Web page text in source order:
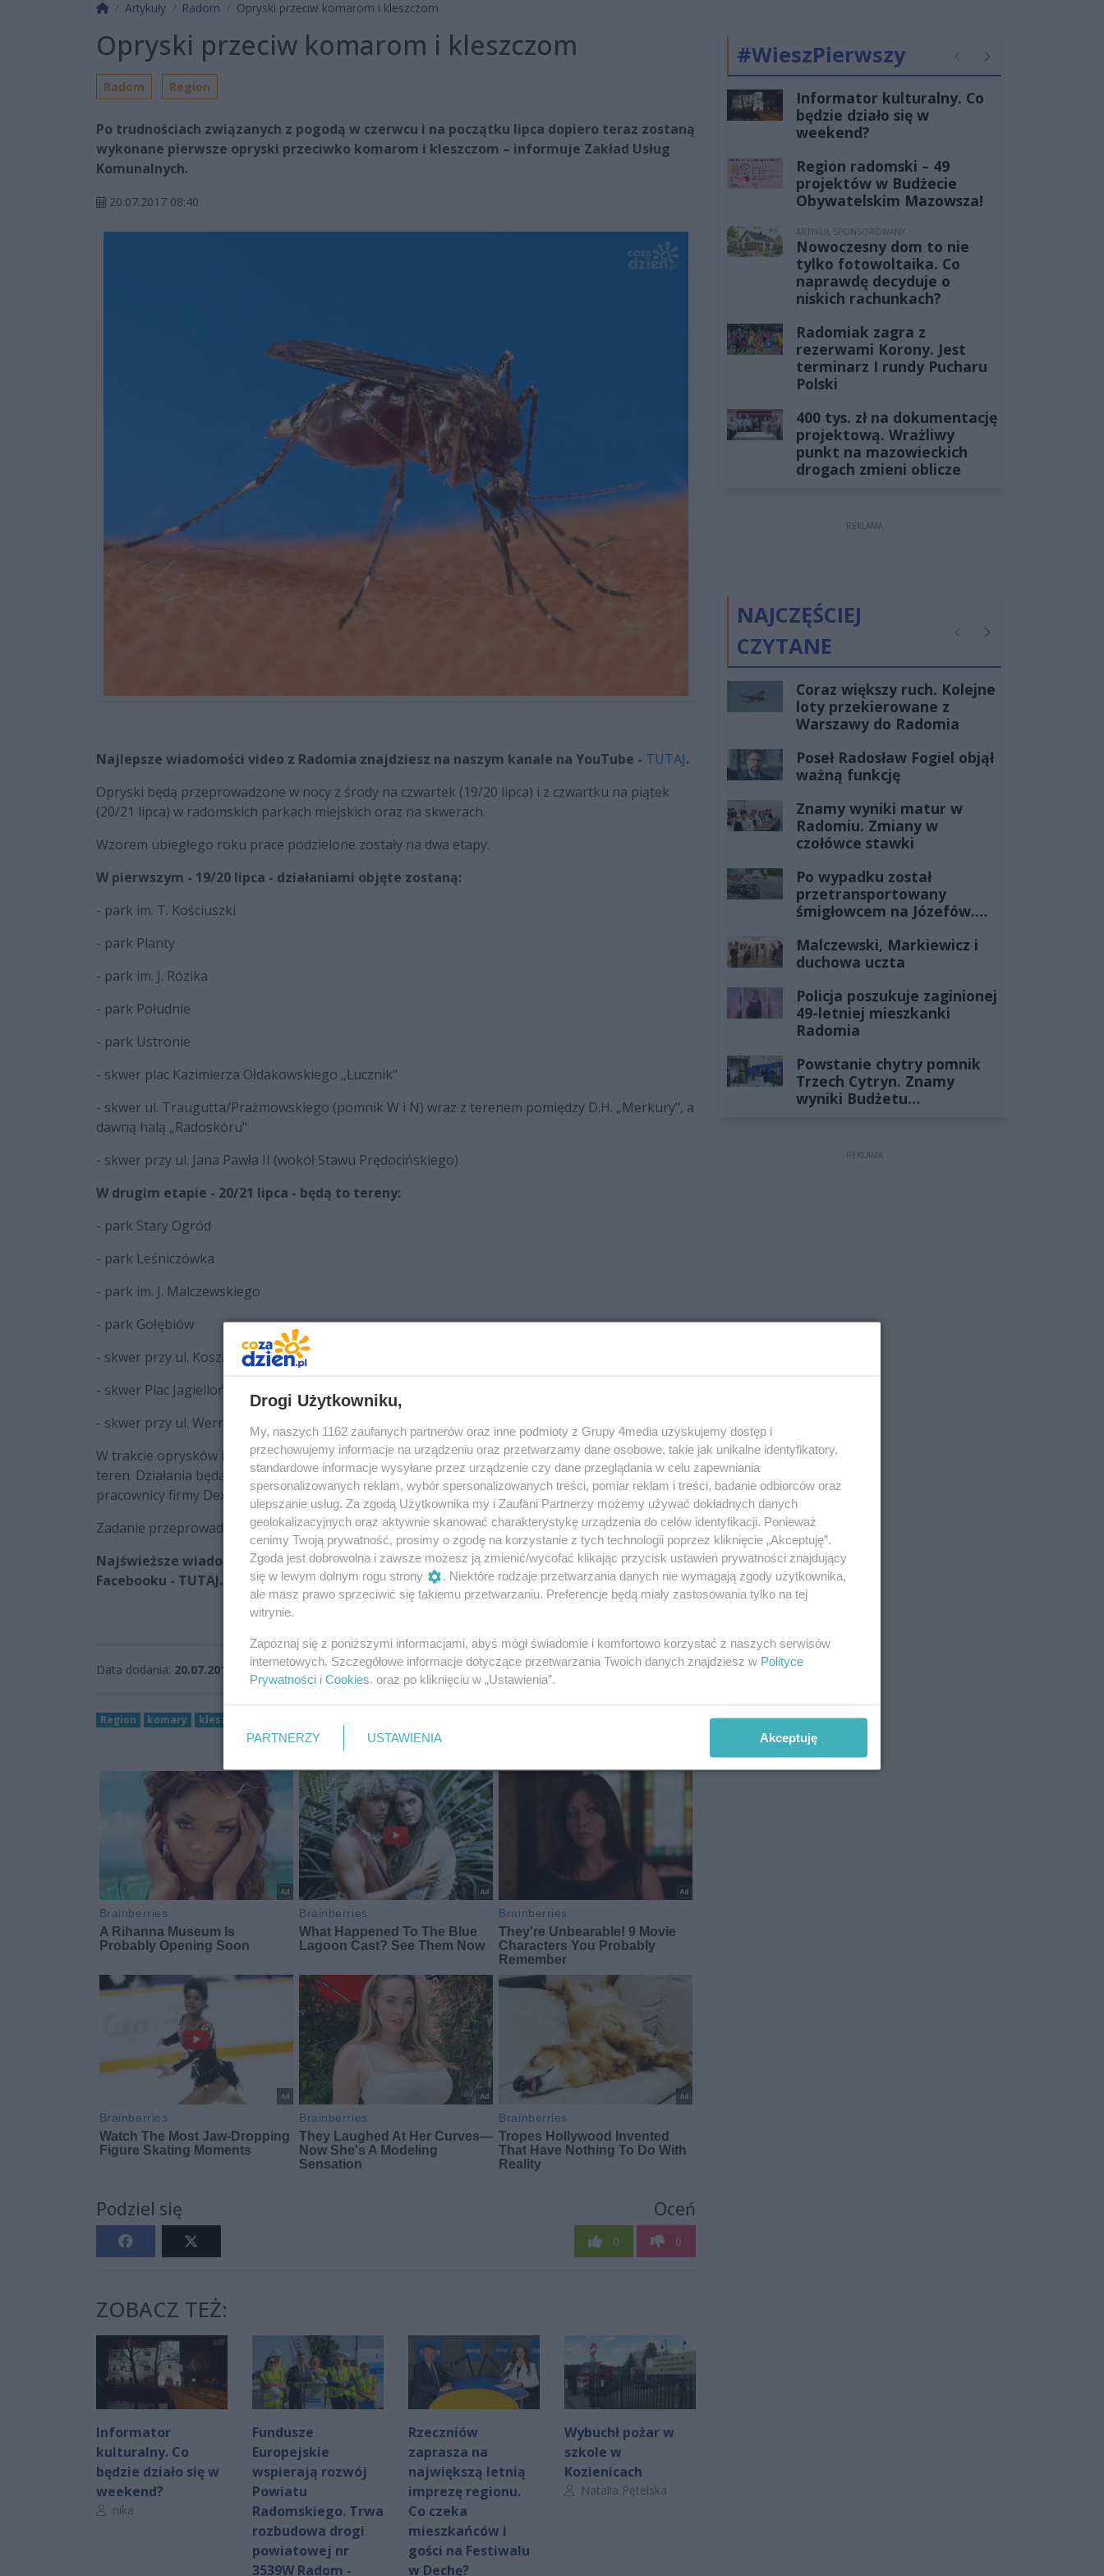
Strona główna
Artykuły Radom Opryski przeciw komarom i kleszczom
Opryski przeciw komarom i kleszczom
Radom Region
Po trudnościach związanych z pogodą w czerwcu i na początku lipca dopiero teraz zostaną
wykonane pierwsze opryski przeciwko komarom i kleszczom – informuje Zakład Usług
Komunalnych.
20.07.2017 08:40
Najlepsze wiadomości video z Radomia znajdziesz na naszym kanale na YouTube - TUTAJ.
Opryski będą przeprowadzone w nocy z środy na czwartek (19/20 lipca) i z czwartku na piątek
(20/21 lipca) w radomskich parkach miejskich oraz na skwerach.
Wzorem ubiegłego roku prace podzielone zostały na dwa etapy.
W pierwszym - 19/20 lipca - działaniami objęte zostaną:
- park im. T. Kościuszki
- park Planty
- park im. J. Rózika
- park Południe
- park Ustronie
- skwer plac Kazimierza Ołdakowskiego „Łucznik"
- skwer ul. Traugutta/Prażmowskiego (pomnik W i N) wraz z terenem pomiędzy D.H. „Merkury", a
dawną halą „Radoskóru"
- skwer przy ul. Jana Pawła II (wokół Stawu Prędocińskiego)
W drugim etapie - 20/21 lipca - będą to tereny:
- park Stary Ogród
- park Leśniczówka
- park im. J. Malczewskiego
- park Gołębiów
- skwer przy ul. Koszarowej/Wernera
- skwer Plac Jagielloński z terenem przy D.H. „Senior"
- skwer przy ul. Wernera i Kraszewskiego (przy „Zrembie”) .
W trakcie oprysków i godzinę po ich zakończeniu obowiązywać będzie zakaz wstępu na dany
teren. Działania będą prowadzone od godziny 20 do 7. Zabezpieczeniem miejsc zajmą się
pracownicy firmy Dexa - wykonawcy oprysku - wspomagani przez patrol Straży Miejskiej.
Zadanie przeprowadzone będzie w ramach inwestycji z budżetu obywatelskiego.
Najświeższe wiadomości z Radomia i regionu znajdziesz na profilu CoZaDzien.pl na
Facebooku - TUTAJ.
Data dodania: 20.07.2017 08:40
Region komary kleszcze
Podziel się Oceń
0 0
ZOBACZ TEŻ:
Informator
kulturalny. Co
będzie działo się w
weekend?
Autor artykułu:
nika
Fundusze
Europejskie
wspierają rozwój
Powiatu
Radomskiego. Trwa
rozbudowa drogi
powiatowej nr
3539W Radom -
Rzeczniów
zaprasza na
największą letnią
imprezę regionu.
Co czeka
mieszkańców i
gości na Festiwalu
w Dechę?
Wybuchł pożar w
szkole w
Kozienicach
Autor artykułu:
Natalia Pętelska
#WieszPierwszy PoprzednieNastępne
Informator kulturalny. Co
będzie działo się w
weekend?
Region radomski – 49
projektów w Budżecie
Obywatelskim Mazowsza!
ARTYKUŁ SPONSOROWANY
Nowoczesny dom to nie
tylko fotowoltaika. Co
naprawdę decyduje o
niskich rachunkach?
Radomiak zagra z
rezerwami Korony. Jest
terminarz I rundy Pucharu
Polski
400 tys. zł na dokumentację
projektową. Wrażliwy
punkt na mazowieckich
drogach zmieni oblicze
REKLAMA
NAJCZĘŚCIEJ
CZYTANE
PoprzednieNastępne
Coraz większy ruch. Kolejne
loty przekierowane z
Warszawy do Radomia
Poseł Radosław Fogiel objął
ważną funkcję
Znamy wyniki matur w
Radomiu. Zmiany w
czołówce stawki
Po wypadku został
przetransportowany
śmigłowcem na Józefów.
żyłach
Malczewski, Markiewicz i
duchowa uczta
Policja poszukuje zaginionej
49-letniej mieszkanki
Radomia
Powstanie chytry pomnik
Trzech Cytryn. Znamy
wyniki Budżetu
REKLAMA
Drogi Użytkowniku,
My, naszych 1162 zaufanych partnerów oraz inne podmioty z Grupy 4media uzyskujemy dostęp i
przechowujemy informacje na urządzeniu oraz przetwarzamy dane osobowe, takie jak unikalne identyfikatory,
standardowe informacje wysyłane przez urządzenie czy dane przeglądania w celu zapewniania
spersonalizowanych reklam, wybór spersonalizowanych treści, pomiar reklam i treści, badanie odbiorców oraz
ulepszanie usług. Za zgodą Użytkownika my i Zaufani Partnerzy możemy używać dokładnych danych
geolokalizacyjnych oraz aktywnie skanować charakterystykę urządzenia do celów identyfikacji. Ponieważ
cenimy Twoją prywatność, prosimy o zgodę na korzystanie z tych technologii poprzez kliknięcie „Akceptuję”.
Zgoda jest dobrowolna i zawsze możesz ją zmienić/wycofać klikając przycisk ustawień prywatności znajdujący
się w lewym dolnym rogu strony
. Niektóre rodzaje przetwarzania danych nie wymagają zgody użytkownika,
ale masz prawo sprzeciwić się takiemu przetwarzaniu. Preferencje będą miały zastosowania tylko na tej
witrynie.
Zapoznaj się z poniższymi informacjami, abyś mógł świadomie i komfortowo korzystać z naszych serwisów
internetowych. Szczegółowe informacje dotyczące przetwarzania Twoich danych znajdziesz w Polityce
Prywatności i Cookies. oraz po kliknięciu w „Ustawienia”.
PARTNERZY USTAWIENIA Akceptuję